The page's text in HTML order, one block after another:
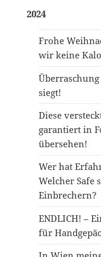
2024
Frohe
wir keine
siegt!
Diese
garantiert in
übersehen!
Wer hat
Welcher
Einbrechern?
ENDLICH! –
für